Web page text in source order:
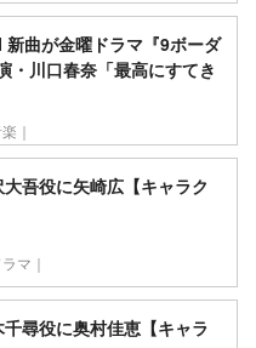
曲が金曜ドラマ『9ボーダ
川口春奈「最高にすてき
｜
大吾役に矢崎広【キャラク
ラマ｜
千尋役に奥村佳恵【キャラ